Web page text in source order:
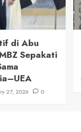
di Abu
Sepakati
27, 2026 0